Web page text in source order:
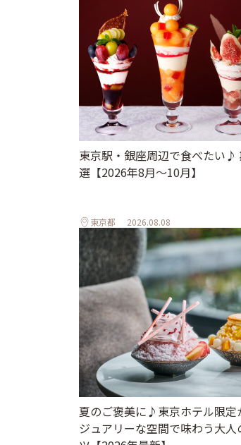
東京駅・銀座周辺で食べたい♪
選【2026年8月～10月】
東京都 2026.08.08
夏のご褒美に♪東京ホテル限定
ジュアリーな空間で味わう大